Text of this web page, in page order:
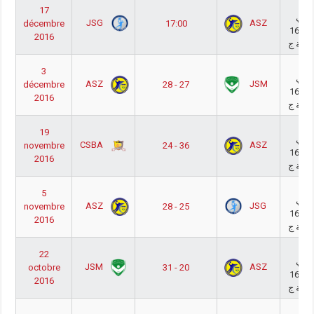
17
décembre
2016
JSG 17:00 ASZ
أكابر 16/17
ج
3
décembre
2016
ASZ 28 - 27 JSM
أكابر 16/17
ج
19
novembre
2016
CSBA 24 - 36 ASZ
أكابر 16/17
ج
5
novembre
2016
ASZ 28 - 25 JSG
أكابر 16/17
ج
22
octobre
2016
JSM 31 - 20 ASZ
أكابر 16/17
ج